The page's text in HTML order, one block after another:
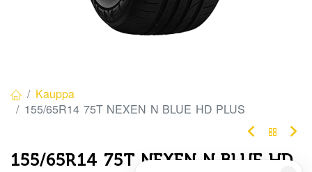
Kauppa
155/65R14 75T NEXEN N BLUE HD PLUS
155/65R14 75T NEXEN N BLUE HD